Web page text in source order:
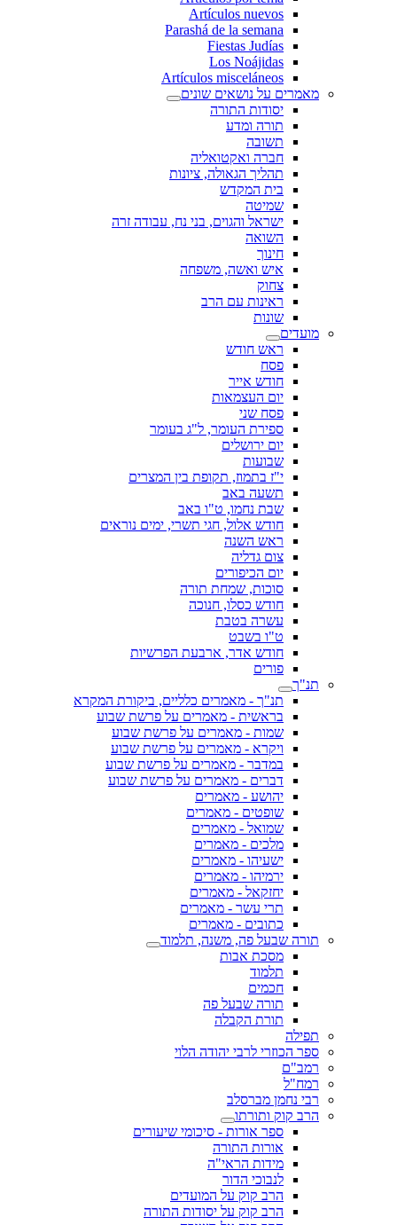
Artículos nuevos
Parashá de la semana
Fiestas Judías
Los Noájidas
Artículos misceláneos
מאמרים על נושאים שונים
יסודות התורה
תורה ומדע
תשובה
חברה ואקטואליה
תהליך הגאולה, ציונות
בית המקדש
שמיטה
ישראל והגוים, בני נח, עבודה זרה
השואה
חינוך
איש ואשה, משפחה
צחוק
ראינות עם הרב
שונות
מועדים
ראש חודש
פסח
חודש אייר
יום העצמאות
פסח שני
ספירת העומר, ל"ג בעומר
יום ירושלים
שבועות
י"ז בתמוז, תקופת בין המצרים
תשעה באב
שבת נחמו, ט"ו באב
חודש אלול, חגי תשרי, ימים נוראים
ראש השנה
צום גדליה
יום הכיפורים
סוכות, שמחת תורה
חודש כסלו, חנוכה
עשרה בטבת
ט"ו בשבט
חודש אדר, ארבעת הפרשיות
פורים
תנ"ך
תנ"ך - מאמרים כלליים, ביקורת המקרא
בראשית - מאמרים על פרשת שבוע
שמות - מאמרים על פרשת שבוע
ויקרא - מאמרים על פרשת שבוע
במדבר - מאמרים על פרשת שבוע
דברים - מאמרים על פרשת שבוע
יהושע - מאמרים
שופטים - מאמרים
שמואל - מאמרים
מלכים - מאמרים
ישעיהו - מאמרים
ירמיהו - מאמרים
יחזקאל - מאמרים
תרי עשר - מאמרים
כתובים - מאמרים
תורה שבעל פה, משנה, תלמוד
מסכת אבות
תלמוד
חכמים
תורה שבעל פה
תורת הקבלה
תפילה
ספר הכוזרי לרבי יהודה הלוי
רמב"ם
רמח"ל
רבי נחמן מברסלב
הרב קוק ותורתו
ספר אורות - סיכומי שיעורים
אורות התורה
מידות הראי"ה
לנבוכי הדור
הרב קוק על המועדים
הרב קוק על יסודות התורה